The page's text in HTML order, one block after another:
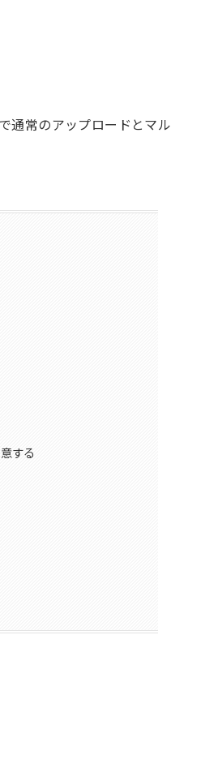
通常のアップロードとマル
する